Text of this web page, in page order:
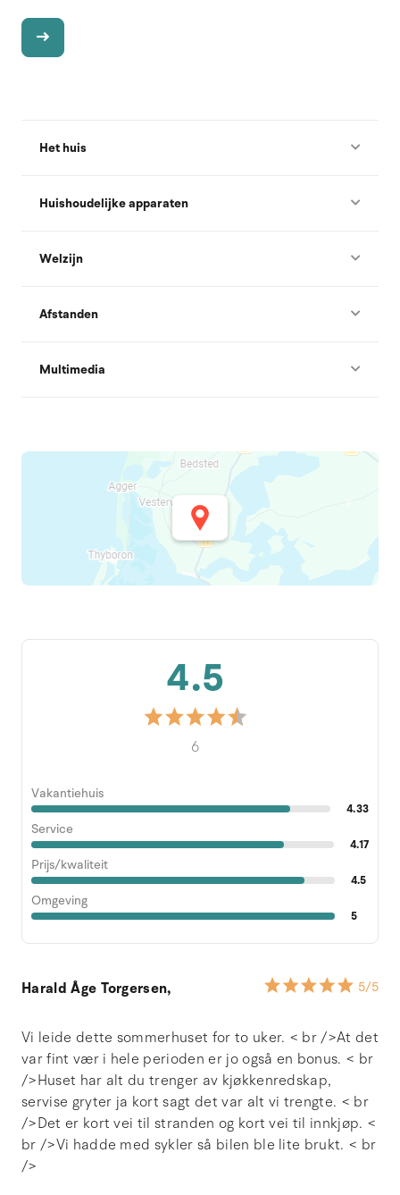
Het huis
Huishoudelijke apparaten
Welzijn
Afstanden
Multimedia
4.5
6
Vakantiehuis
4.33
Service
4.17
Prijs/kwaliteit
4.5
Omgeving
5
Harald Åge Torgersen, 5/5
Vi leide dette sommerhuset for to uker. < br />At det
var fint vær i hele perioden er jo også en bonus. < br
/>Huset har alt du trenger av kjøkkenredskap,
servise gryter ja kort sagt det var alt vi trengte. < br
/>Det er kort vei til stranden og kort vei til innkjøp. <
br />Vi hadde med sykler så bilen ble lite brukt. < br
/>